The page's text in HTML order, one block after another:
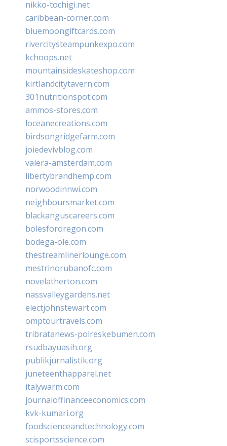
nikko-tochigi.net
caribbean-corner.com
bluemoongiftcards.com
rivercitysteampunkexpo.com
kchoops.net
mountainsideskateshop.com
kirtlandcitytavern.com
301nutritionspot.com
ammos-stores.com
loceanecreations.com
birdsongridgefarm.com
joiedevivblog.com
valera-amsterdam.com
libertybrandhemp.com
norwoodinnwi.com
neighboursmarket.com
blackanguscareers.com
bolesfororegon.com
bodega-ole.com
thestreamlinerlounge.com
mestrinorubanofc.com
novelatherton.com
nassvalleygardens.net
electjohnstewart.com
omptourtravels.com
tribratanews-polreskebumen.com
rsudbayuasih.org
publikjurnalistik.org
juneteenthapparel.net
italywarm.com
journaloffinanceeconomics.com
kvk-kumari.org
foodscienceandtechnology.com
scisportsscience.com